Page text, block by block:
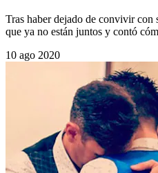
Tras haber dejado de convivir
que ya no están juntos y contó
10 ago 2020